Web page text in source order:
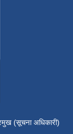
(सूचना अधिकारी)